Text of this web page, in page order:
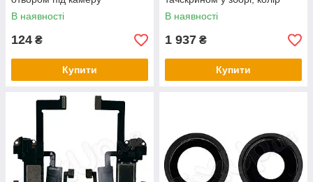
В наявності
124 ₴
Купити
чорний, Oled GX Hard
В наявності
1 937 ₴
Купити